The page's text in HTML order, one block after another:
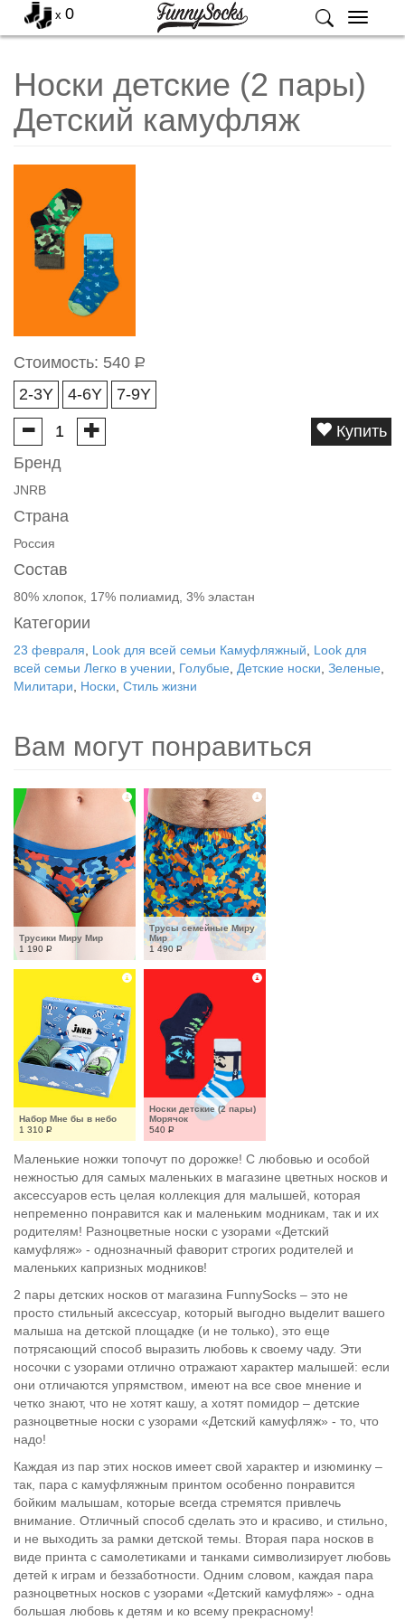
Меню
x 0
Носки детские (2 пары)
Детский камуфляж
Стоимость: 540 Р
2-3Y
4-6Y 7-9Y
Купить
Бренд
JNRB
Страна
Россия
Состав
80% хлопок, 17% полиамид, 3% эластан
Категории
23 февраля Look для всей семьи Камуфляжный
Look для
всей семьи Легко в учении
Голубые Детские носки Зеленые
Милитари
Носки Стиль жизни
Вам могут понравиться
Трусики Миру Мир
1 190 Р
Трусы семейные Миру
Мир
1 490 Р
Набор Мне бы в небо
1 310 Р
Носки детские (2 пары)
Морячок
540 Р
Маленькие ножки топочут по дорожке! С любовью и особой
нежностью для самых маленьких в магазине цветных носков и
аксессуаров есть целая коллекция для малышей, которая
непременно понравится как и маленьким модникам, так и их
родителям! Разноцветные носки с узорами «Детский
камуфляж» - однозначный фаворит строгих родителей и
маленьких капризных модников!
2 пары детских носков от магазина FunnySocks – это не
просто стильный аксессуар, который выгодно выделит вашего
малыша на детской площадке (и не только), это еще
потрясающий способ выразить любовь к своему чаду. Эти
носочки с узорами отлично отражают характер малышей: если
они отличаются упрямством, имеют на все свое мнение и
четко знают, что не хотят кашу, а хотят помидор – детские
разноцветные носки с узорами «Детский камуфляж» - то, что
надо!
Каждая из пар этих носков имеет свой характер и изюминку –
так, пара с камуфляжным принтом особенно понравится
бойким малышам, которые всегда стремятся привлечь
внимание. Отличный способ сделать это и красиво, и стильно,
и не выходить за рамки детской темы. Вторая пара носков в
виде принта с самолетиками и танками символизирует любовь
детей к играм и беззаботности. Одним словом, каждая пара
разноцветных носков с узорами «Детский камуфляж» - одна
большая любовь к детям и ко всему прекрасному!